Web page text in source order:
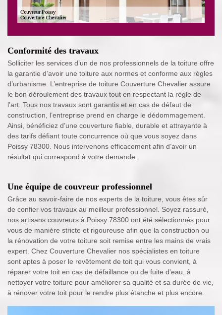
Conformité des travaux
Solliciter les services d’un de nos professionnels de la toiture offre
la garantie d’avoir une toiture aux normes et conforme aux règles
d’urbanisme. L’entreprise de toiture Couverture Chevalier assure
le bon déroulement des travaux tout en respectant la règle de
l’art. Tous nos travaux sont garantis et en cas de défaut de
construction, l’entreprise prend en charge le dédommagement.
Ainsi, bénéficiez d’une couverture fiable, durable et attrayante à
des tarifs défiant toute concurrence où que vous soyez dans
Poissy 78300. Nous intervenons efficacement afin d’avoir un
résultat qui correspond à votre demande.
Une équipe de couvreur professionnel
Grâce au savoir-faire de nos experts de la toiture, vous êtes sûr
de confier vos travaux au meilleur professionnel. Soyez rassuré,
nos artisans couvreurs à Poissy 78300 ont été sélectionnés pour
vous de manière stricte et rigoureuse afin que la construction ou
la rénovation de votre toiture soit remise entre les mains de vrais
expert. Chez Couverture Chevalier nos spécialistes en toiture
sont aptes à poser le revêtement de toit qui vous convient, à
réparer votre toit en cas de défaillance ou de fuite d'eau, à
nettoyer votre toiture pour améliorer sa qualité et sa durée de vie,
à rénover votre toit pour le rendre plus étanche et plus encore.